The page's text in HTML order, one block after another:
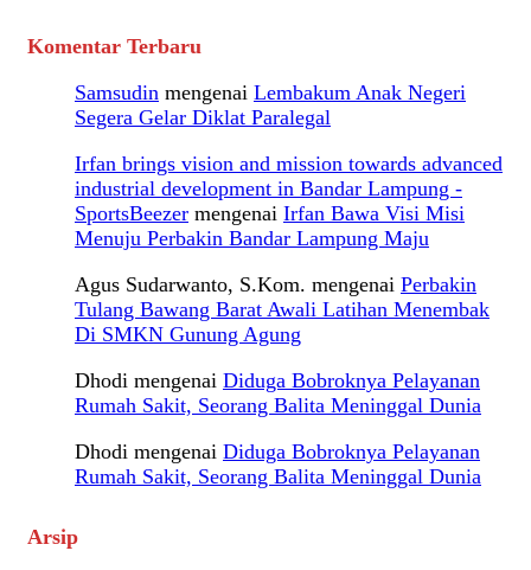
Komentar Terbaru
Samsudin mengenai Lembakum Anak Negeri
Segera Gelar Diklat Paralegal
Irfan brings vision and mission towards advanced
industrial development in Bandar Lampung -
SportsBeezer mengenai Irfan Bawa Visi Misi
Menuju Perbakin Bandar Lampung Maju
Agus Sudarwanto, S.Kom. mengenai Perbakin
Tulang Bawang Barat Awali Latihan Menembak
Di SMKN Gunung Agung
Dhodi mengenai Diduga Bobroknya Pelayanan
Rumah Sakit, Seorang Balita Meninggal Dunia
Dhodi mengenai Diduga Bobroknya Pelayanan
Rumah Sakit, Seorang Balita Meninggal Dunia
Arsip